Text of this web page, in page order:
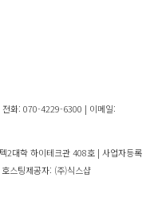
전화: 070-4229-6300 | 이메일:
2대학 하이테크관 408호 | 사업자등록
호스팅제공자: (주)식스샵